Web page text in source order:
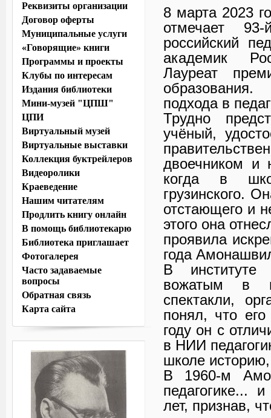
8 марта 2023
отмечает
российский
академик
Лауреат
образования.
подхода в
Трудно
учёный,
двоечником и
когда в
грузинского.
отстающего и
этого она
проявила
года
В институте
вожатым в
спектакли,
понял, что
году он с
в НИИ
школе
В 1960-м
педагогике...
лет, признав,
Реквизиты организации
Договор оферты
Муниципальные услуги
«Говорящие» книги
Программы и проекты
Клубы по интересам
Издания библиотеки
Мини-музей "ЦПШ"
ЦПИ
Виртуальный музей
Виртуальные выставки
Коллекция буктрейлеров
Видеоролики
Краеведение
Нашим читателям
Продлить книгу онлайн
В помощь библиотекарю
Библиотека приглашает
Фотогалерея
Часто задаваемые
вопросы
Обратная связь
Карта сайта